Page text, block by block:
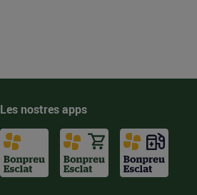
Les nostres apps